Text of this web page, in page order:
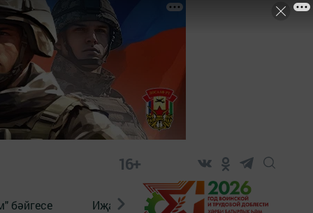
16+
бәйгесе Иҗат Реклама Онлайн